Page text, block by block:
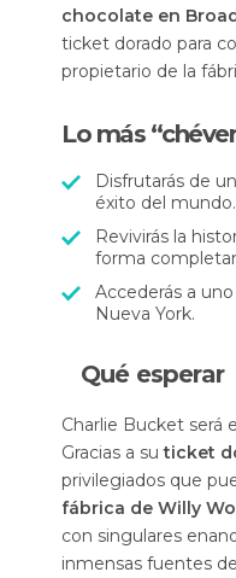
chocolate en
ticket dorado para
propietario de la
Lo más
Disfrutarás de
éxito del mundo.
Revivirás la
forma
Accederás a
Nueva York.
Qué esperar
Charlie Bucket será
Gracias a suticket
privilegiados que
fábrica de Willy
con singulares
inmensas fuentes